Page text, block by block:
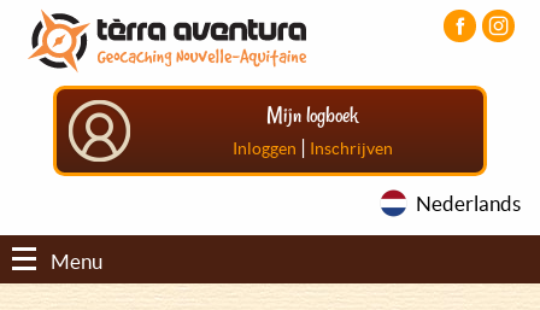
Overslaan
naar
Aller
menu
principal
Aller
pied
Mijn logboek
Inloggen | Inschrijven
Nederlands
Menu